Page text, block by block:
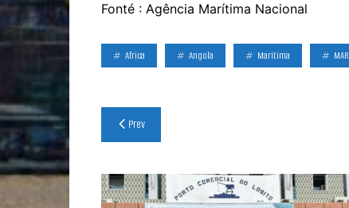
Fonté : Agência Marítima Nacional
Africa Angola Marítima
Navegação
de
artigos
Prev